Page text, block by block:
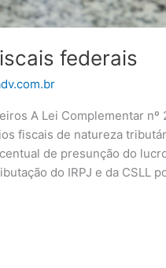
federais
A Lei Complementar nº
fiscais de natureza
de presunção do
do IRPJ e da CSLL